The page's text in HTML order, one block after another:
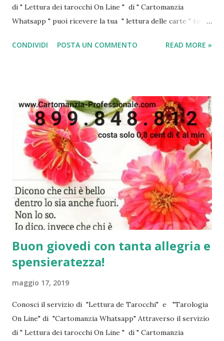
di " Lettura dei tarocchi On Line " di " Cartomanzia
Whatsapp " puoi ricevere la tua " lettura delle carte " tutti i
E' un servizio riservato ad un pubblico adulto ed è
gestore telefonico mobile non italiano
CONDIVIDI POSTA UN COMMENTO READ MORE »
Buon giovedi con tanta allegria e
spensieratezza!
maggio 17, 2019
Conosci il servizio di "Lettura de Tarocchi" e "Tarologia
On Line" di "Cartomanzia Whatsapp" Attraverso il servizio
di " Lettura dei tarocchi On Line " di " Cartomanzia